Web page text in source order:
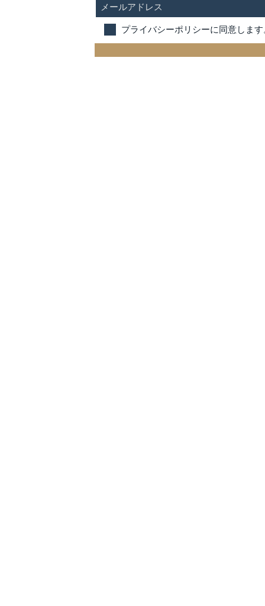
プライバシーポリシーに同意しま